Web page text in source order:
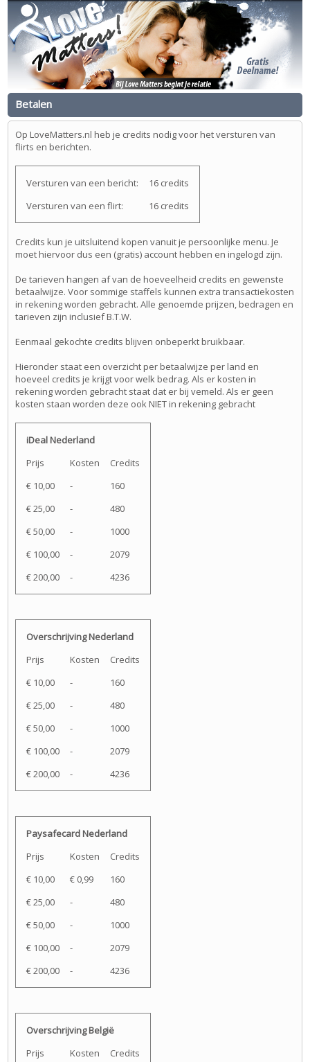
Betalen
Op LoveMatters.nl heb je credits nodig voor het versturen van
flirts en berichten.
Versturen van een bericht:
16 credits
Versturen van een flirt:
16 credits
Credits kun je uitsluitend kopen vanuit je persoonlijke menu. Je
moet hiervoor dus een (gratis) account hebben en ingelogd zijn.
De tarieven hangen af van de hoeveelheid credits en gewenste
betaalwijze. Voor sommige staffels kunnen extra transactiekosten
in rekening worden gebracht. Alle genoemde prijzen, bedragen en
tarieven zijn inclusief B.T.W.
Eenmaal gekochte credits blijven onbeperkt bruikbaar.
Hieronder staat een overzicht per betaalwijze per land en
hoeveel credits je krijgt voor welk bedrag. Als er kosten in
rekening worden gebracht staat dat er bij vemeld. Als er geen
kosten staan worden deze ook NIET in rekening gebracht
iDeal Nederland
Prijs
Kosten
Credits
€ 10,00
-
160
€ 25,00
-
480
€ 50,00
-
1000
€ 100,00
-
2079
€ 200,00
- 4236
Overschrijving Nederland
Prijs
Kosten
Credits
€ 10,00
-
160
€ 25,00
-
480
€ 50,00
-
1000
€ 100,00
-
2079
€ 200,00
- 4236
Paysafecard Nederland
Prijs
Kosten
Credits
€ 10,00
€ 0,99
160
€ 25,00
-
480
€ 50,00
-
1000
€ 100,00
-
2079
€ 200,00
- 4236
Overschrijving België
Prijs
Kosten
Credits